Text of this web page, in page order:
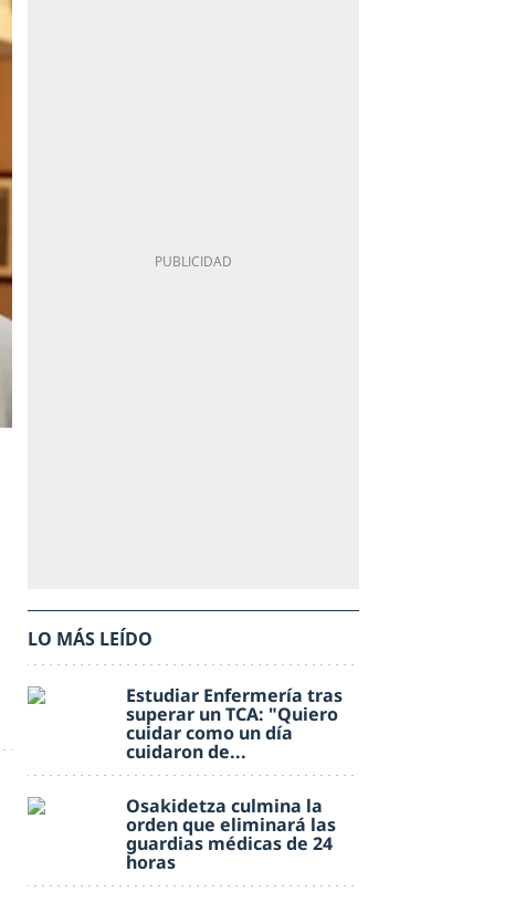
LO MÁS LEÍDO
Estudiar Enfermería tras
superar un TCA: "Quiero
cuidar como un día
cuidaron de...
Osakidetza culmina la
orden que eliminará las
guardias médicas de 24
horas